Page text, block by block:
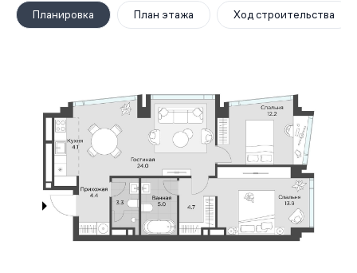
Планировка План этажа Ход строительства